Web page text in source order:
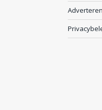
Adverteren